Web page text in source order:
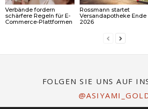
Verbände fordern
schärfere Regeln für E-
Commerce-Plattformen
Rossmann startet
Versandapotheke Ende
2026
FOLGEN SIE UNS AUF